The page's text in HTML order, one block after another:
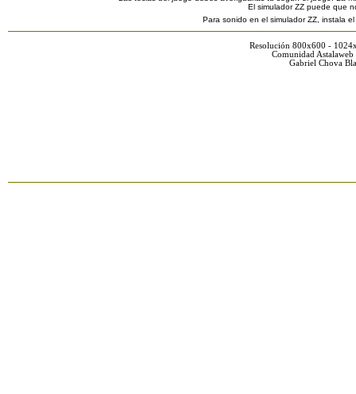
El simulador ZZ puede que
Para sonido en el simulador ZZ, instala
Resolución 800x600 -
Comunidad
Gabriel Chova